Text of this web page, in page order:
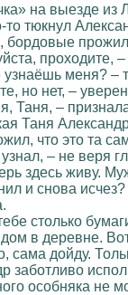
на выезде из
то тюкнул
проходите,
меня? –
но нет, –
Таня, –
Таня
что это та
– не веря
здесь живу.
и снова исчез?
столько
в деревне.
сама дойду.
заботливо
особняка не